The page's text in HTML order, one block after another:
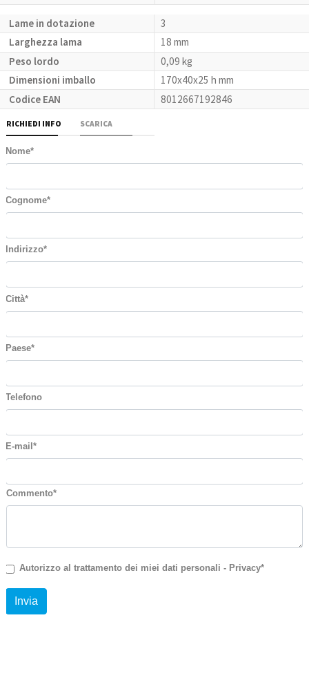
Lame in dotazione
3
Larghezza lama
18 mm
Peso lordo
0,09 kg
Dimensioni imballo
170x40x25 h mm
Codice EAN
8012667192846
RICHIEDI INFO SCARICA